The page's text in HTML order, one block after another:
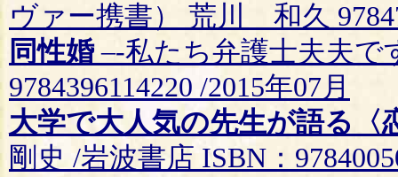
ヴァー携書） 荒川 和久
同性婚–-私たち弁護士夫夫で
9784396114220 /2015年07月
大学で大人気の先生が語る〈
剛史 /岩波書店 ISBN：